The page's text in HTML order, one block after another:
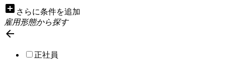
add_box さらに条件を追加
雇用形態から探す

正社員